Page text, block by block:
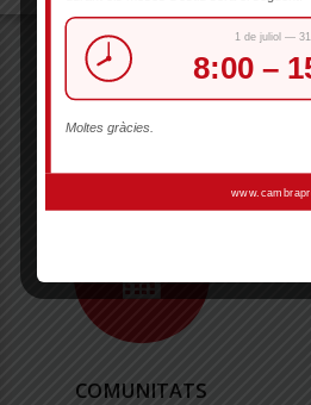
COMUNITATS